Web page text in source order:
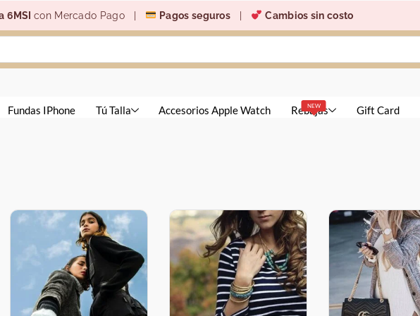
6MSIcon Mercado Pago | Pagos seguros Cambios sin costo
Fundas IPhone Tú Talla Accesorios Apple Watch NEW
Rebajas Gift Card